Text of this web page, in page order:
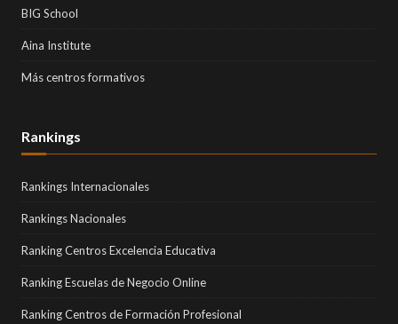
BIG School
Aina Institute
Más centros formativos
Rankings
Rankings Internacionales
Rankings Nacionales
Ranking Centros Excelencia Educativa
Ranking Escuelas de Negocio Online
Ranking Centros de Formación Profesional